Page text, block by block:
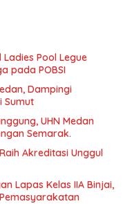
Ladies Pool Legue
pada POBSI
Dampingi
Sumut
UHN Medan
Semarak.
Akreditasi Unggul
Lapas Kelas IIA Binjai,